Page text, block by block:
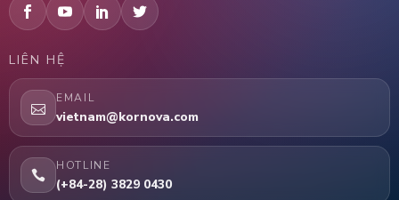
LIÊN HỆ
EMAIL
vietnam@kornova.com
HOTLINE
(+84-28) 3829 0430